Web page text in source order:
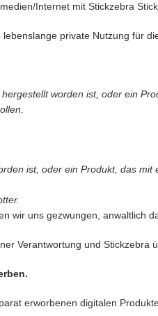
Internet mit Stickzebra
private Nutzung für
worden ist, oder ein
ist, oder ein Produkt, das mit
wir uns gezwungen, anwaltlich
Verantwortung und Stickzebra
erworbenen digitalen